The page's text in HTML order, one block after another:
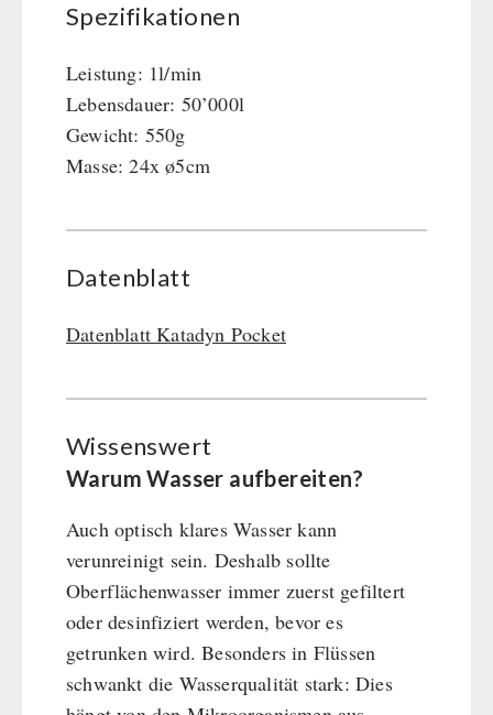
Spezifikationen
Leistung: 1l/min
Lebensdauer: 50’000l
Gewicht: 550g
Masse: 24x ø5cm
Datenblatt
Datenblatt Katadyn Pocket
Wissenswert
Warum Wasser aufbereiten?
Auch optisch klares Wasser kann
verunreinigt sein. Deshalb sollte
Oberflächenwasser immer zuerst gefiltert
oder desinfiziert werden, bevor es
getrunken wird. Besonders in Flüssen
schwankt die Wasserqualität stark: Dies